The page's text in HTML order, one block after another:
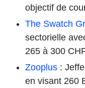
objectif de
The Swatch
sectorielle
265 à 300
Zooplus :
en visant 260